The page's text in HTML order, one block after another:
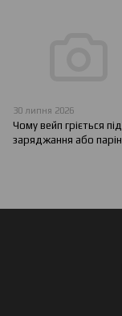
30 липня 2026
Чому вейп гріється
заряджання або